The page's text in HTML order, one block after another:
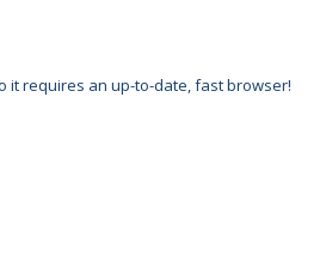
it requires an up-to-date, fast browser!